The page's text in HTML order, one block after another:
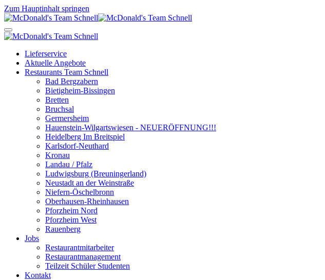
Zum Hauptinhalt springen
Lieferservice
Aktuelle Angebote
Restaurants Team Schnell
Bad Bergzabern
Bietigheim-Bissingen
Bretten
Bruchsal
Germersheim
Hauenstein-Wilgartswiesen - NEUERÖFFNUNG!!!
Heidelberg Im Breitspiel
Karlsdorf-Neuthard
Kronau
Landau / Pfalz
Ludwigsburg (Breuningerland)
Neustadt an der Weinstraße
Niefern-Öschelbronn
Oberhausen-Rheinhausen
Pforzheim Nord
Pforzheim West
Rauenberg
Jobs
Restaurantmitarbeiter
Restaurantmanagement
Teilzeit Schüler Studenten
Kontakt